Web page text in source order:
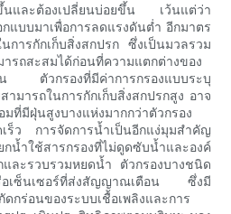
ขึ้นและต้องเปลี่ยนบ่อยขึ้น เว้นแต่ว่า
แบบมาเพื่อการลดแรงดันต่ำ อีกมาตร
การกักเก็บสิ่งสกปรก ซึ่งเป็นมวลรวม
รถสะสมได้ก่อนที่ความแตกต่างของ
น ตัวกรองที่มีค่าการกรองแบบระบุ
มารถในการกักเก็บสิ่งสกปรกสูง อาจ
ที่มีฝุ่นสูงบางแห่งมากกว่าตัวกรอง
เร็ว การจัดการน้ำเป็นอีกแง่มุมสำคัญ
ใช้สารกรองที่ไม่ดูดซับน้ำและองค์
และรวบรวมหยดน้ำ ตัวกรองบางชนิด
อเซ็นเซอร์ที่ส่งสัญญาณเตือน ซึ่งมี
กร่อนของระบบเชื้อเพลิงและการ